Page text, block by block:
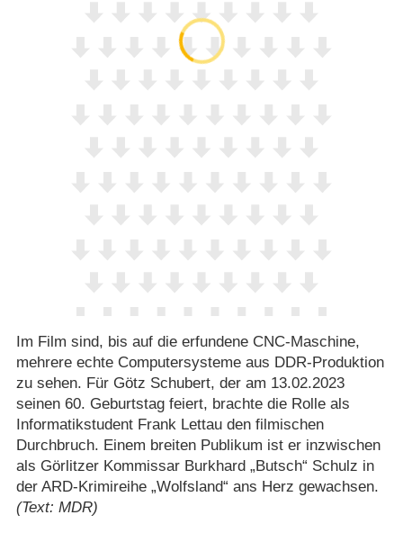
Im Film sind, bis auf die erfundene CNC-Maschine,
mehrere echte Computersysteme aus DDR-Produktion
zu sehen. Für Götz Schubert, der am 13.02.2023
seinen 60. Geburtstag feiert, brachte die Rolle als
Informatikstudent Frank Lettau den filmischen
Durchbruch. Einem breiten Publikum ist er inzwischen
als Görlitzer Kommissar Burkhard „Butsch“ Schulz in
der ARD-Krimireihe „Wolfsland“ ans Herz gewachsen.
(Text: MDR)